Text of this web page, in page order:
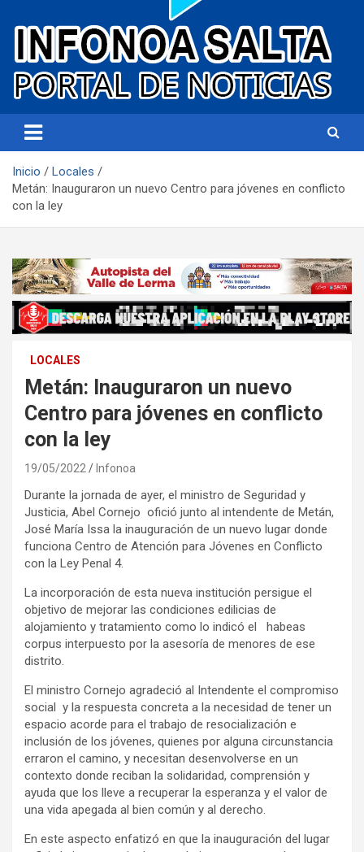
Infonoa Salta
Inicio
Locales
Metán: Inauguraron un nuevo Centro para jóvenes en conflicto
con la ley
LOCALES
Metán: Inauguraron un nuevo
Centro para jóvenes en conflicto
con la ley
19/05/2022 Infonoa
Durante la jornada de ayer, el ministro de Seguridad y
Justicia, Abel Cornejo ofició junto al intendente de Metán,
José María Issa la inauguración de un nuevo lugar donde
funciona Centro de Atención para Jóvenes en Conflicto
con la Ley Penal 4.
La incorporación de esta nueva institución persigue el
objetivo de mejorar las condiciones edilicias de
alojamiento y tratamiento como lo indicó el habeas
corpus interpuesto por la asesoría de menores de ese
distrito.
El ministro Cornejo agradeció al Intendente el compromiso
social y la respuesta concreta a la necesidad de tener un
espacio acorde para el trabajo de resocialización e
inclusión de los jóvenes, quienes por alguna circunstancia
erraron el camino, y necesitan desenvolverse en un
contexto donde reciban la solidaridad, comprensión y
ayuda que los lleve a recuperar la esperanza y el valor de
una vida apegada al bien común y al derecho.
En este aspecto enfatizó en que la inauguración del lugar